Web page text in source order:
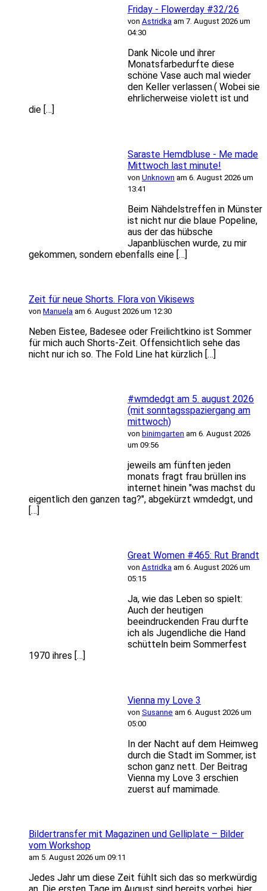
Friday - Flowerday #32/26
von Astridka am 7. August 2026 um
04:30
Dank Nicole und ihrer
Monatsfarbedurfte diese
schöne Vase auch mal wieder
den Keller verlassen.( Wobei sie
ehrlicherweise violett ist und
die […]
Saraste Hemdbluse - Me made
Mittwoch last minute!
von Unknown am 6. August 2026 um
13:41
Beim Nähdelstreffen in Münster
ist nicht nur die blaue Popeline,
aus der das hübsche
Japanblüschen wurde, zu mir
gekommen, sondern ebenfalls eine […]
Zeit für neue Shorts. Flora von Vikisews
von Manuela am 6. August 2026 um 12:30
Neben Eistee, Badesee oder Freilichtkino ist Sommer
für mich auch Shorts-Zeit. Offensichtlich sehe das
nicht nur ich so. The Fold Line hat kürzlich […]
#wmdedgt am 5. august 2026
(mit sonntagsspaziergang am
mittwoch)
von binimgarten am 6. August 2026
um 09:56
jeweils am fünften jeden
monats fragt frau brüllen ins
internet hinein "was machst du
eigentlich den ganzen tag?", abgekürzt wmdedgt, und
[…]
Great Women #465: Rut Brandt
von Astridka am 6. August 2026 um
05:15
Ja, wie das Leben so spielt:
Auch der heutigen
beeindruckenden Frau durfte
ich als Jugendliche die Hand
schütteln beim Sommerfest
1970 ihres […]
Vienna my Love 3
von Susanne am 6. August 2026 um
05:00
In der Nacht auf dem Heimweg
durch die Stadt im Sommer, ist
schon ganz nett. Der Beitrag
Vienna my Love 3 erschien
zuerst auf mamimade.
Bildertransfer mit Magazinen und Gelliplate – Bilder
vom Workshop
am 5. August 2026 um 09:11
Jedes Jahr um diese Zeit fühlt sich das so merkwürdig